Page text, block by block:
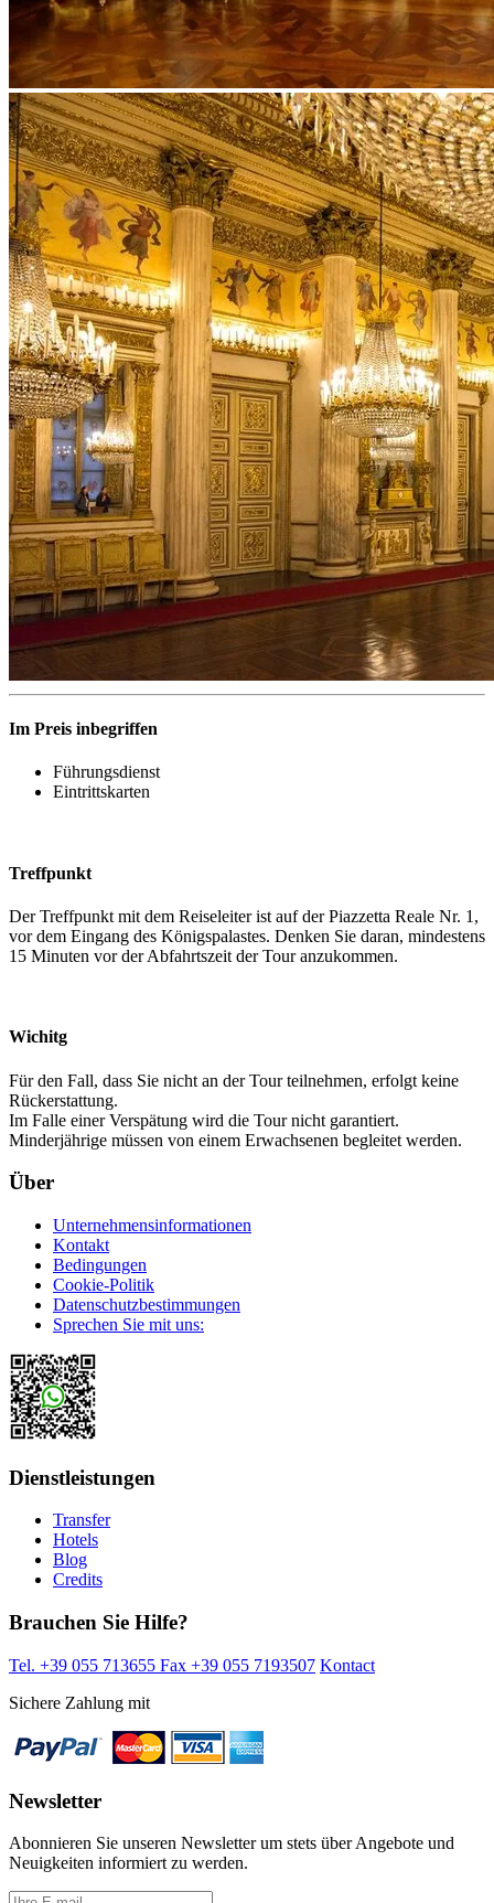
Im Preis inbegriffen
Führungsdienst
Eintrittskarten
Treffpunkt
Der Treffpunkt mit dem Reiseleiter ist auf der Piazzetta Reale Nr. 1,
vor dem Eingang des Königspalastes. Denken Sie daran, mindestens
15 Minuten vor der Abfahrtszeit der Tour anzukommen.
Wichitg
Für den Fall, dass Sie nicht an der Tour teilnehmen, erfolgt keine
Rückerstattung.
Im Falle einer Verspätung wird die Tour nicht garantiert.
Minderjährige müssen von einem Erwachsenen begleitet werden.
Über
Unternehmensinformationen
Kontakt
Bedingungen
Cookie-Politik
Datenschutzbestimmungen
Sprechen Sie mit uns:
Dienstleistungen
Transfer
Hotels
Blog
Credits
Brauchen Sie Hilfe?
Tel. +39 055 713655 Fax +39 055 7193507 Kontact
Sichere Zahlung mit
Newsletter
Abonnieren Sie unseren Newsletter um stets über Angebote und
Neuigkeiten informiert zu werden.